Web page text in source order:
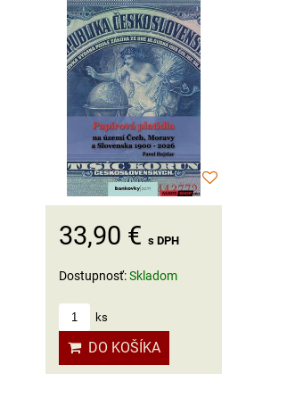
33,90 € s DPH
Dostupnosť:Skladom
ks
DO KOŠÍKA